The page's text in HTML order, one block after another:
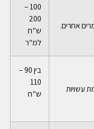
אחרים.
100 –
200
ש"ח
למ"ר
עשויות
בין 90 –
110
ש"ח